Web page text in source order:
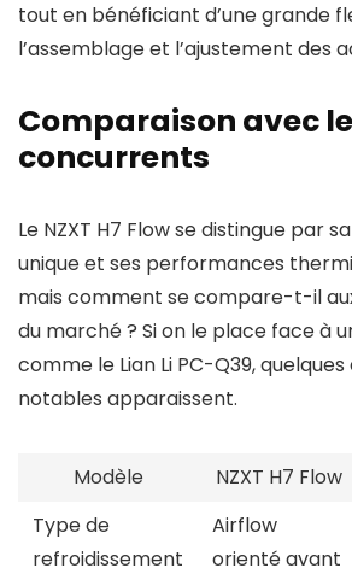
tout en bénéficiant d’une grande
l’assemblage et l’ajustement des
Comparaison avec
concurrents
Le NZXT H7 Flow se distingue par
unique et ses performances
mais comment se compare-t-il
du marché ? Si on le place face à
comme le Lian Li PC-Q39,
notables apparaissent.
Modèle NZXT H7 Flow
Type de
refroidissement
Airflow
orienté avant